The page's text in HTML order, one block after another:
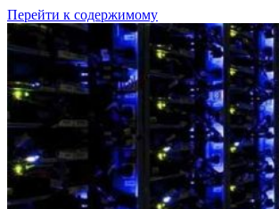
Перейти к содержимому